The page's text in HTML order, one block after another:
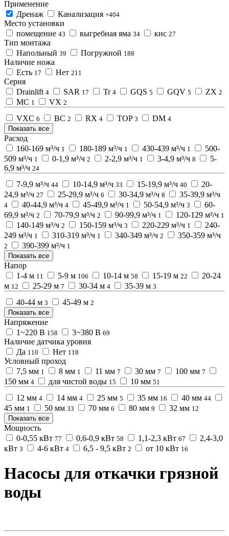
Применение
Дренаж
Канализация +404
Место установки
помещение 43 выгребная яма 34 кнс 27
Тип монтажа
Напольный 39 Погружной 188
Наличие ножа
Есть 17 Нет 211
Серия
Drainlift 4 SAR 17 Tr 4 GQS 5 GQV 5 ZX 2
MC 1 VX 2
VXC 6 BC 2 RX 4 TOP 3 DM 4
Показать все
Расход
160-169 м³/ч 1 180-189 м³/ч 1 430-439 м³/ч 1
500-
509 м³/ч 1 0-1,9 м³/ч 2 2-2,9 м³/ч 1 3-4,9 м³/ч 8
5-
6,9 м³/ч 24
7-9,9 м³/ч 44 10-14,9 м³/ч 33 15-19,9 м³/ч 40
20-
24,9 м³/ч 27 25-29,9 м³/ч 6 30-34,9 м³/ч 8 35-39,9 м³/ч
4 40-44,9 м³/ч 4 45-49,9 м³/ч 1 50-54,9 м³/ч 3
60-
69,9 м³/ч 2 70-79,9 м³/ч 2 90-99,9 м³/ч 1 120-129 м³/ч 1
140-149 м³/ч 2 150-159 м³/ч 3 220-229 м³/ч 1
240-
249 м³/ч 1 310-319 м³/ч 1 340-349 м³/ч 2 350-359 м³/ч
2 390-399 м³/ч 1
Показать все
Напор
1-4 м 11 5-9 м 106 10-14 м 58 15-19 м 22
20-24
м 12 25-29 м 7 30-34 м 4 35-39 м 3
40-44 м 3 45-49 м 2
Показать все
Напряжение
1~220 В 158 3~380 В 69
Наличие датчика уровня
Да 110 Нет 118
Условный проход
7,5 мм 1 8 мм 1 11 мм 7 30 мм 7 100 мм 7
150 мм 4 для чистой воды 15 10 мм 51
12 мм 4 14 мм 4 25 мм 5 35 мм 16 40 мм 44
45 мм 1 50 мм 33 70 мм 6 80 мм 9 32 мм 12
Показать все
Мощность
0-0,55 кВт 77 0,6-0,9 кВт 58 1,1-2,3 кВт 67
2,4-3,0
кВт 3 4-6 кВт 4 6,5 - 9,5 кВт 2 от 10 кВт 16
Насосы для откачки грязной
воды